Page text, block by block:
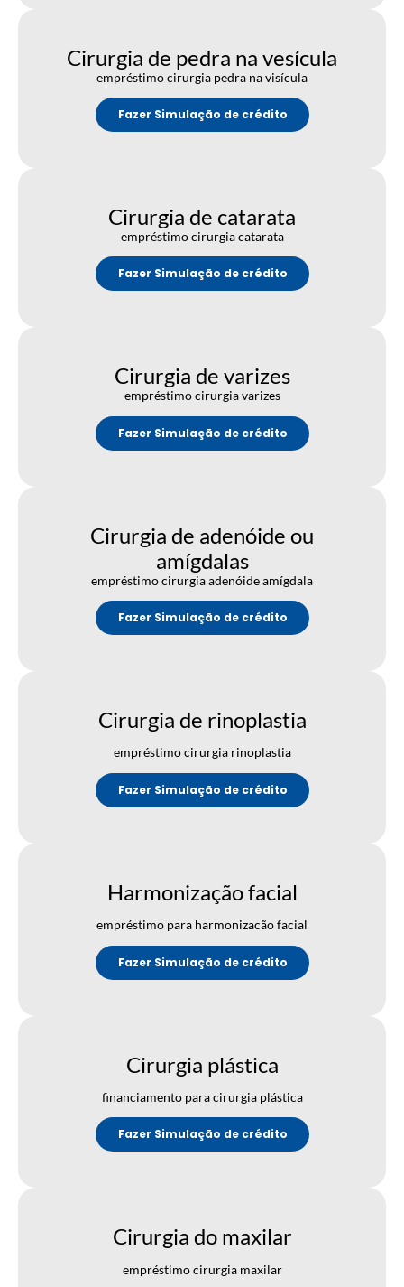
Cirurgia de pedra na vesícula
empréstimo cirurgia pedra na visícula
Fazer Simulação de crédito
Cirurgia de catarata
empréstimo cirurgia catarata
Fazer Simulação de crédito
Cirurgia de varizes
empréstimo cirurgia varizes
Fazer Simulação de crédito
Cirurgia de adenóide ou
amígdalas
empréstimo cirurgia adenóide amígdala
Fazer Simulação de crédito
Cirurgia de rinoplastia
empréstimo cirurgia rinoplastia
Fazer Simulação de crédito
Harmonização facial
empréstimo para harmonizacão facial
Fazer Simulação de crédito
Cirurgia plástica
financiamento para cirurgia plástica
Fazer Simulação de crédito
Cirurgia do maxilar
empréstimo cirurgia maxilar